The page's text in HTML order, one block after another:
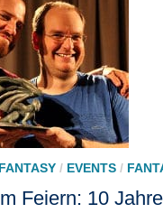
/ EVENTS/
Feiern: 10